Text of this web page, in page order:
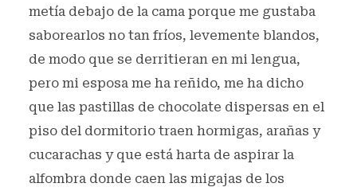
metía debajo de la cama porque me gustaba
saborearlos no tan fríos, levemente blandos,
de modo que se derritieran en mi lengua,
pero mi esposa me ha reñido, me ha dicho
que las pastillas de chocolate dispersas en el
piso del dormitorio traen hormigas, arañas y
cucarachas y que está harta de aspirar la
alfombra donde caen las migajas de los